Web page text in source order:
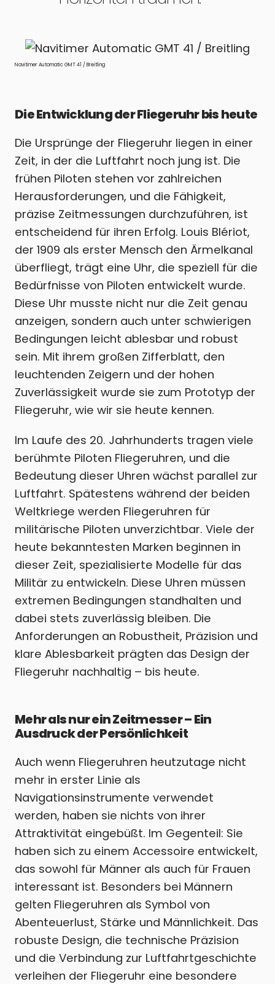
Navitimer Automatic GMT 41 / Breitling
Die Entwicklung der Fliegeruhr bis heute
Die Ursprünge der Fliegeruhr liegen in einer
Zeit, in der die Luftfahrt noch jung ist. Die
frühen Piloten stehen vor zahlreichen
Herausforderungen, und die Fähigkeit,
präzise Zeitmessungen durchzuführen, ist
entscheidend für ihren Erfolg. Louis Blériot,
der 1909 als erster Mensch den Ärmelkanal
überfliegt, trägt eine Uhr, die speziell für die
Bedürfnisse von Piloten entwickelt wurde.
Diese Uhr musste nicht nur die Zeit genau
anzeigen, sondern auch unter schwierigen
Bedingungen leicht ablesbar und robust
sein. Mit ihrem großen Zifferblatt, den
leuchtenden Zeigern und der hohen
Zuverlässigkeit wurde sie zum Prototyp der
Fliegeruhr, wie wir sie heute kennen.
Im Laufe des 20. Jahrhunderts tragen viele
berühmte Piloten Fliegeruhren, und die
Bedeutung dieser Uhren wächst parallel zur
Luftfahrt. Spätestens während der beiden
Weltkriege werden Fliegeruhren für
militärische Piloten unverzichtbar. Viele der
heute bekanntesten Marken beginnen in
dieser Zeit, spezialisierte Modelle für das
Militär zu entwickeln. Diese Uhren müssen
extremen Bedingungen standhalten und
dabei stets zuverlässig bleiben. Die
Anforderungen an Robustheit, Präzision und
klare Ablesbarkeit prägten das Design der
Fliegeruhr nachhaltig – bis heute.
Mehr als nur ein Zeitmesser – Ein
Ausdruck der Persönlichkeit
Auch wenn Fliegeruhren heutzutage nicht
mehr in erster Linie als
Navigationsinstrumente verwendet
werden, haben sie nichts von ihrer
Attraktivität eingebüßt. Im Gegenteil: Sie
haben sich zu einem Accessoire entwickelt,
das sowohl für Männer als auch für Frauen
interessant ist. Besonders bei Männern
gelten Fliegeruhren als Symbol von
Abenteuerlust, Stärke und Männlichkeit. Das
robuste Design, die technische Präzision
und die Verbindung zur Luftfahrtgeschichte
verleihen der Fliegeruhr eine besondere